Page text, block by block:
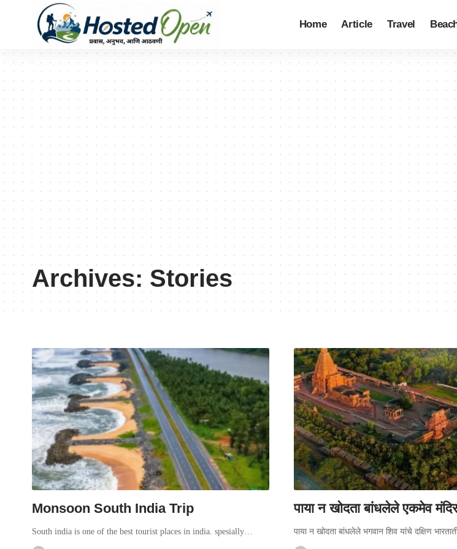
Home Article Travel
Archives: Stories
Monsoon South India Trip
South india is one of the best tourist places in india. spesially…
पाया न खोदता बांधलेले एकमेव
पाया न खोदता बांधलेले भगवान शिव यांचे दक्षिण